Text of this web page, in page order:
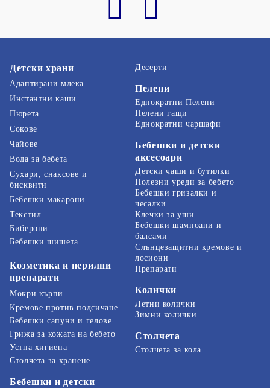
Детски храни
Адаптирани млека
Инстантни каши
Пюрета
Сокове
Чайове
Вода за бебета
Сухари, снаксове и
бисквити
Бебешки макарони
Десерти
Пелени
Еднократни Пелени
Пелени гащи
Еднократни чаршафи
Бебешки и детски
аксесоари
Детски чаши и бутилки
Полезни уреди за бебето
Бебешки гризалки и
чесалки
Текстил
Биберони
Бебешки шишета
Козметика и перилни
препарати
Мокри кърпи
Кремове против подсичане
Бебешки сапуни и гелове
Грижа за кожата на бебето
Устна хигиена
Клечки за уши
Бебешки шампоани и
балсами
Слънцезащитни кремове и
лосиони
Препарати
Колички
Летни колички
Зимни колички
Столчета
Столчета за кола
Столчета за хранене
Бебешки и детски